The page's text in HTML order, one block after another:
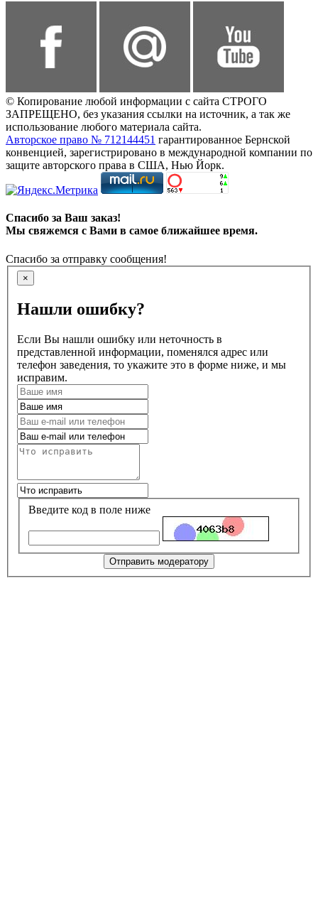
© Копирование любой информации с сайта СТРОГО
ЗАПРЕЩЕНО, без указания ссылки на источник, а так же
использование любого материала сайта.
Авторское право № 712144451 гарантированное Бернской
конвенцией, зарегистрировано в международной компании по
защите авторского права в США, Нью Йорк.
Спасибо за Ваш заказ!
Мы свяжемся с Вами в самое ближайшее время.
Спасибо за отправку сообщения!
×
Нашли ошибку?
Если Вы нашли ошибку или неточность в
представленной информации, поменялся адрес или
телефон заведения, то укажите это в форме ниже, и мы
исправим.
Введите код в поле ниже
Отправить модератору